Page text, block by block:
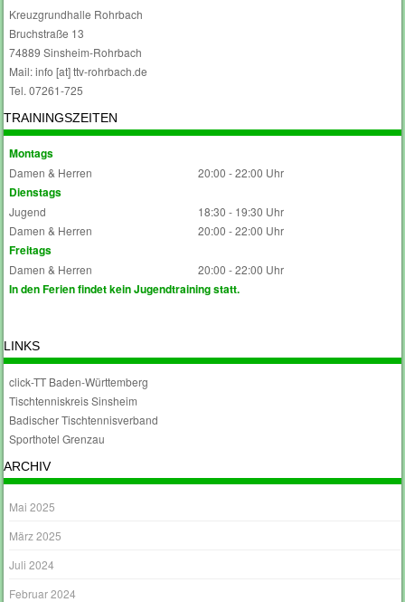
Kreuzgrundhalle Rohrbach
Bruchstraße 13
74889 Sinsheim-Rohrbach
Mail: info [at] ttv-rohrbach.de
Tel. 07261-725
TRAININGSZEITEN
Montags
Damen & Herren 20:00 - 22:00 Uhr
Dienstags
Jugend
18:30 - 19:30 Uhr
Damen & Herren
20:00 - 22:00 Uhr
Freitags
Damen & Herren 20:00 - 22:00 Uhr
In den Ferien findet kein Jugendtraining statt.
LINKS
click-TT Baden-Württemberg
Tischtenniskreis Sinsheim
Badischer Tischtennisverband
Sporthotel Grenzau
ARCHIV
Mai 2025
März 2025
Juli 2024
Februar 2024